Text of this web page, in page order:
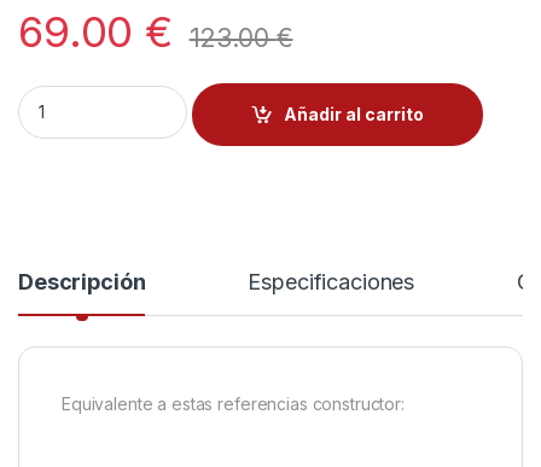
69.00 € 123.00€
Caudalímetro BOSCH - 0280218130 cantidad
Añadir al carrito
Descripción Especificaciones
Equivalente a estas referencias constructor: